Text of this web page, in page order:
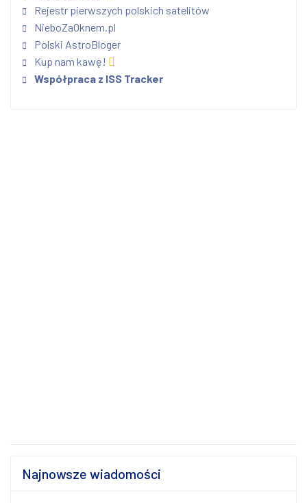
Rejestr pierwszych polskich satelitów
NieboZaOknem.pl
Polski AstroBloger
Kup nam kawę!
Współpraca z ISS Tracker
Najnowsze wiadomości